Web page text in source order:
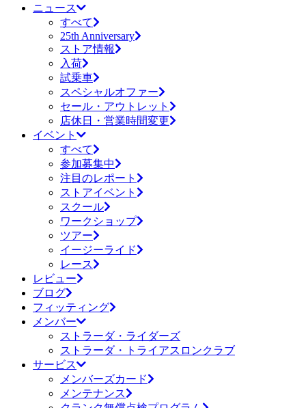
ニュース
すべて
25th Anniversary
ストア情報
入荷
試乗車
スペシャルオファー
セール・アウトレット
店休日・営業時間変更
イベント
すべて
参加募集中
注目のレポート
ストアイベント
スクール
ワークショップ
ツアー
イージーライド
レース
レビュー
ブログ
フィッティング
メンバー
ストラーダ・ライダーズ
ストラーダ・トライアスロンクラブ
サービス
メンバーズカード
メンテナンス